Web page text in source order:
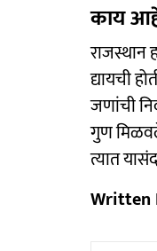
काय
राजस्थान
द्यायची
जणांची
गुण
त्यात
Written